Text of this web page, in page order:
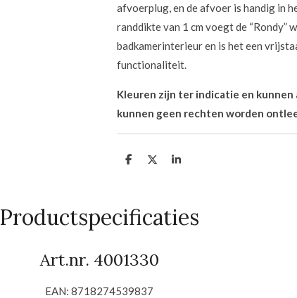
afvoerplug, en de afvoer is handig in
randdikte van 1 cm voegt de “Rondy”
badkamerinterieur en is het een
functionaliteit.
Kleuren zijn ter indicatie en
kunnen geen rechten worden
D
D
S
Productspecificaties
Art.nr. 4001330
EAN: 8718274539837